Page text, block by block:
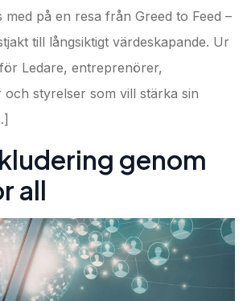
med på en resa från Greed to Feed –
till långsiktigt värdeskapande. Ur
Ledare, entreprenörer,
styrelser som vill stärka sin
genom
all